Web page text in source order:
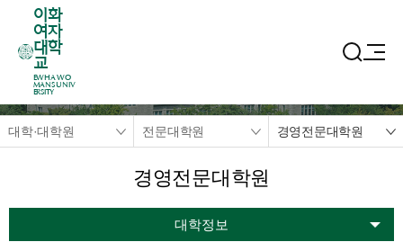
이화
여자
대학
교
EWHA WO
MANS UNIV
ERSITY
대학·대학원 전문대학원 경영전문대학원
경영전문대학원
대학정보